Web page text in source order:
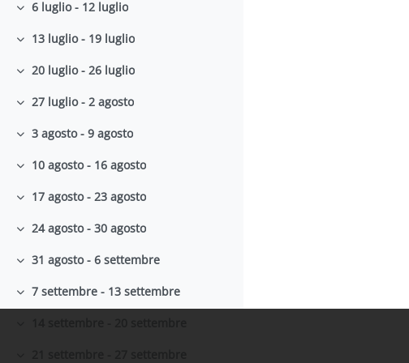
Minimizza
6 luglio - 12 luglio
Minimizza
13 luglio - 19 luglio
Minimizza
20 luglio - 26 luglio
Minimizza
27 luglio - 2 agosto
Minimizza
3 agosto - 9 agosto
Minimizza
10 agosto - 16 agosto
Minimizza
17 agosto - 23 agosto
Minimizza
24 agosto - 30 agosto
Minimizza
31 agosto - 6 settembre
Minimizza
7 settembre - 13 settembre